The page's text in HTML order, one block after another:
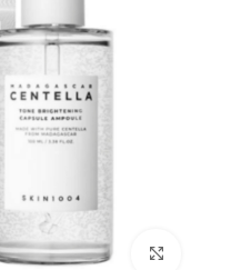
بزرگنمایی تصویر